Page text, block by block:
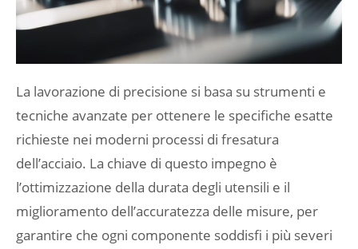
La lavorazione di precisione si basa su strumenti e
tecniche avanzate per ottenere le specifiche esatte
richieste nei moderni processi di fresatura
dell’acciaio. La chiave di questo impegno è
l’ottimizzazione della durata degli utensili e il
miglioramento dell’accuratezza delle misure, per
garantire che ogni componente soddisfi i più severi